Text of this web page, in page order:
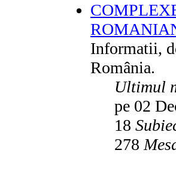
Informatii,
România.
Ultimul
pe 02
18
278